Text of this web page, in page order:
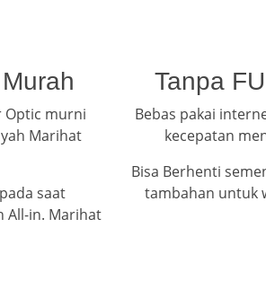
Optic murni
Marihat
saat
All-in. Marihat
Tanpa
Bebas pakai
kecepatan
Bisa Berhenti
tambahan untuk